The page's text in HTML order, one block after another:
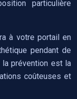
particulière
à votre portail en
pendant de
la prévention est la
coûteuses et